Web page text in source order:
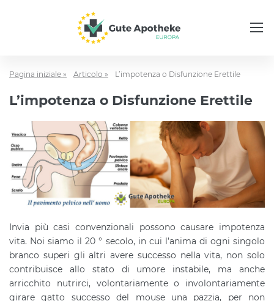
Pagina iniziale » Articolo » L’impotenza o Disfunzione Erettile
L’impotenza o Disfunzione Erettile
Invia più casi convenzionali possono causare impotenza
vita. Noi siamo il 20 ° secolo, in cui l’anima di ogni singolo
branco superi gli altri avere successo nella vita, non solo
contribuisce allo stato di umore instabile, ma anche
arricchito nutrirci, volontariamente o involontariamente
girare gatto successo del mouse una pazzia, per non